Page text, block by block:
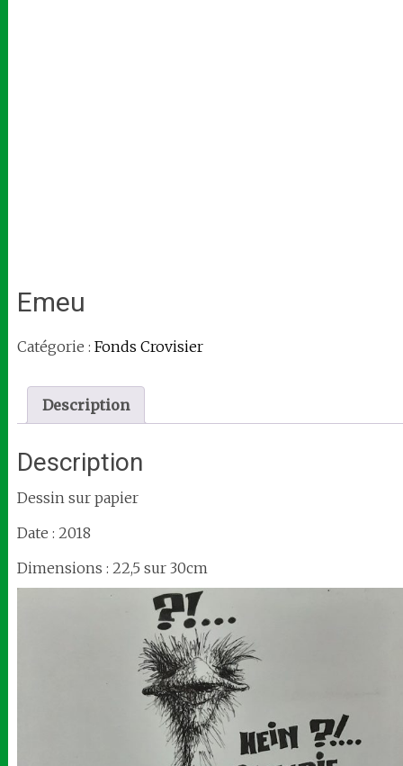
Emeu
Catégorie : Fonds Crovisier
Description
Description
Dessin sur papier
Date : 2018
Dimensions : 22,5 sur 30cm